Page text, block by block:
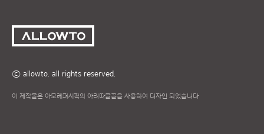
ⓒ allowto. all rights reserved.
이 제작물은 아모레퍼시픽의 아리따글꼴을 사용하여 디자인 되었습니다